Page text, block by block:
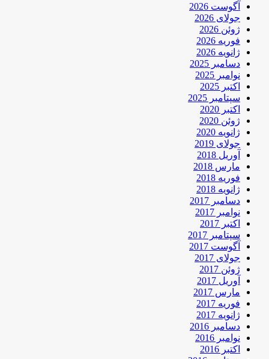
آگوست 2026
جولای 2026
ژوئن 2026
فوریه 2026
ژانویه 2026
دسامبر 2025
نوامبر 2025
اکتبر 2025
سپتامبر 2025
اکتبر 2020
ژوئن 2020
ژانویه 2020
جولای 2019
آوریل 2018
مارس 2018
فوریه 2018
ژانویه 2018
دسامبر 2017
نوامبر 2017
اکتبر 2017
سپتامبر 2017
آگوست 2017
جولای 2017
ژوئن 2017
آوریل 2017
مارس 2017
فوریه 2017
ژانویه 2017
دسامبر 2016
نوامبر 2016
اکتبر 2016